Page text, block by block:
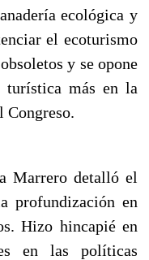
ecológica y
el ecoturismo
y se opone
turística más en la
Congreso.
Marrero detalló el
profundización en
Hizo hincapié en
en las políticas